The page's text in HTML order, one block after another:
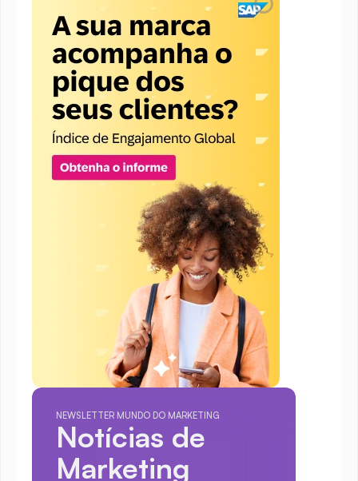
NEWSLETTER MUNDO DO MARKETING
Notícias de
Marketing